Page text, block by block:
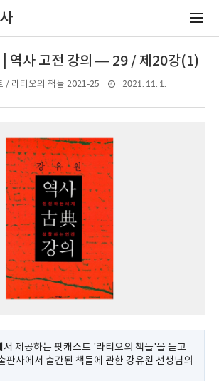
| 역사 고전 강의 — 29 / 제20강(1)
/ 라티오의 책들 2021-25 2021. 11. 1.
서 제공하는 팟캐스트 '라티오의 책들'을 듣고
판사에서 출간된 책들에 관한 강유원 선생님의